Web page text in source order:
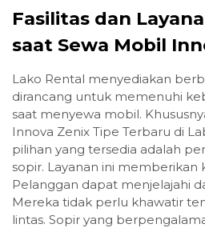
Fasilitas dan
saat Sewa Mobil
Lako Rental menyediakan
dirancang untuk memenuhi
saat menyewa mobil.
Innova Zenix Tipe Terbaru di
pilihan yang tersedia adalah
sopir. Layanan ini
Pelanggan dapat menjelajahi
Mereka tidak perlu khawatir
lintas. Sopir yang